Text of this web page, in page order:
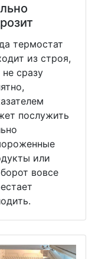
термостат
из строя,
не сразу
послужить
или
вовсе